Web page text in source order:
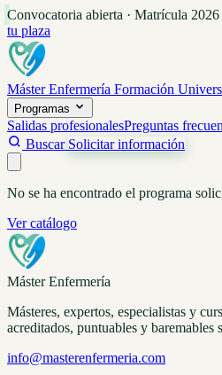
Convocatoria abierta · Matrícula
tu plaza
Máster Enfermería Formación
Programas
Salidas profesionalesPreguntas
Buscar Solicitar información
No se ha encontrado el programa
Ver catálogo
Máster Enfermería
Másteres, expertos, especialistas y
acreditados, puntuables y baremables
info@masterenfermeria.com